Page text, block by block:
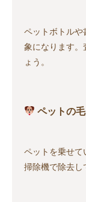
ペットボトルや
象になります。
ょう。
ペットの
ペットを乗せて
掃除機で除去し